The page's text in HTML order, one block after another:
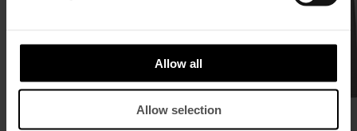
Allow all
Allow selection